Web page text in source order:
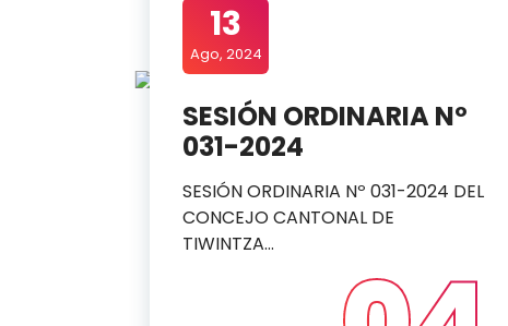
13
Ago, 2024
SESIÓN ORDINARIA Nº
031-2024
SESIÓN ORDINARIA Nº 031-2024 DEL
CONCEJO CANTONAL DE
TIWINTZA…